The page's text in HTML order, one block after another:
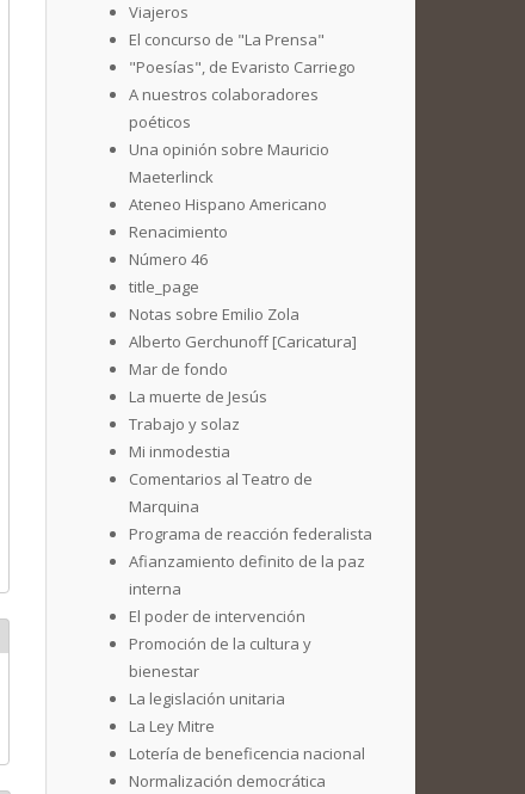
Viajeros
El concurso de "La Prensa"
"Poesías", de Evaristo Carriego
A nuestros colaboradores
poéticos
Una opinión sobre Mauricio
Maeterlinck
Ateneo Hispano Americano
Renacimiento
Número 46
title_page
Notas sobre Emilio Zola
Alberto Gerchunoff [Caricatura]
Mar de fondo
La muerte de Jesús
Trabajo y solaz
Mi inmodestia
Comentarios al Teatro de
Marquina
Programa de reacción federalista
Afianzamiento definito de la paz
interna
El poder de intervención
Promoción de la cultura y
bienestar
La legislación unitaria
La Ley Mitre
Lotería de beneficencia nacional
Normalización democrática